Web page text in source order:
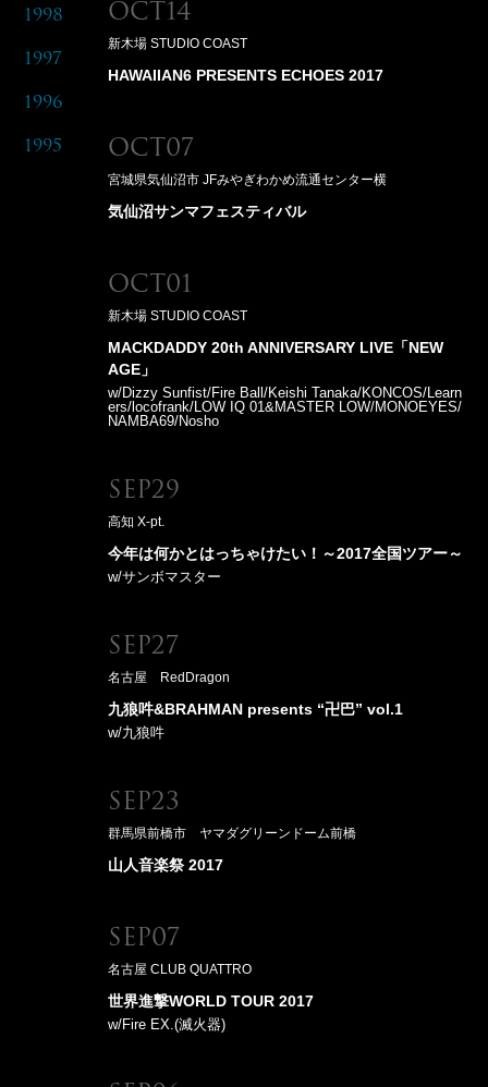
1998
1997
1996
1995
Oct14
新木場 STUDIO COAST
HAWAIIAN6 PRESENTS ECHOES 2017
Oct07
宮城県気仙沼市 JFみやぎわかめ流通センター横
気仙沼サンマフェスティバル
Oct01
新木場 STUDIO COAST
MACKDADDY 20th ANNIVERSARY LIVE「NEW
AGE」
w/Dizzy Sunfist/Fire Ball/Keishi Tanaka/KONCOS/Learn
ers/locofrank/LOW IQ 01&MASTER LOW/MONOEYES/
NAMBA69/Nosho
Sep29
高知 X-pt.
今年は何かとはっちゃけたい！～2017全国ツアー～
w/サンボマスター
Sep27
名古屋 RedDragon
九狼吽&BRAHMAN presents “卍巴” vol.1
w/九狼吽
Sep23
群馬県前橋市 ヤマダグリーンドーム前橋
山人音楽祭 2017
Sep07
名古屋 CLUB QUATTRO
世界進撃WORLD TOUR 2017
w/Fire EX.(滅火器)